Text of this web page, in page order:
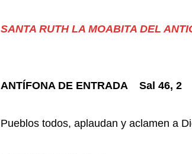
SANTA RUTH LA MOABITA DEL
ANTÍFONA DE ENTRADA Sal 46, 2
Pueblos todos, aplaudan y aclamen a